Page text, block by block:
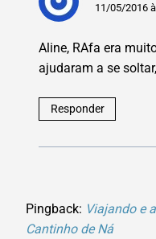
11/05/2016
Aline, RAfa era
ajudaram a se
Responder
Pingback: Viajando e
Cantinho de Ná